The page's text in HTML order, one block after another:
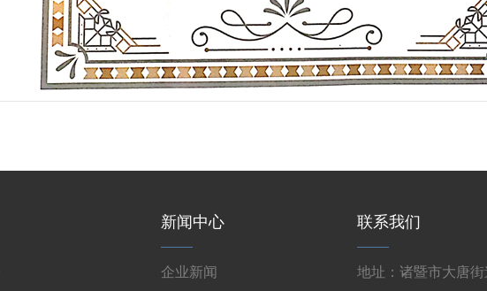
新闻中心
企业新闻
联系我们
地址：诸暨市大唐